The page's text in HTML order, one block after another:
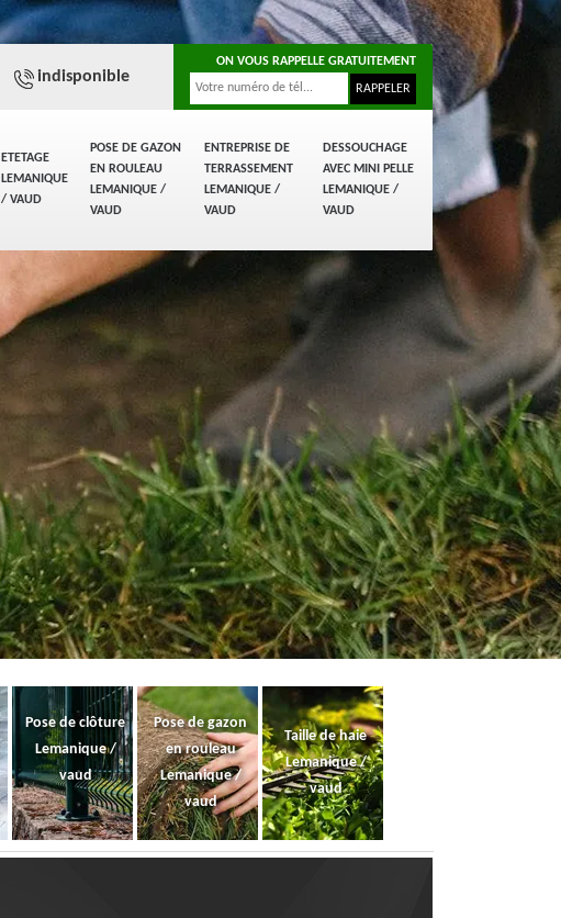
ETETAGE
LEMANIQUE
/ VAUD
POSE DE GAZON
EN ROULEAU
LEMANIQUE /
VAUD
ENTREPRISE DE
TERRASSEMENT
LEMANIQUE /
VAUD
DESSOUCHAGE
AVEC MINI PELLE
LEMANIQUE /
VAUD
indisponible
ON VOUS RAPPELLE GRATUITEMENT
Pose de clôture
Lemanique /
vaud
Pose de gazon
en rouleau
Lemanique /
vaud
Taille de haie
Lemanique /
vaud